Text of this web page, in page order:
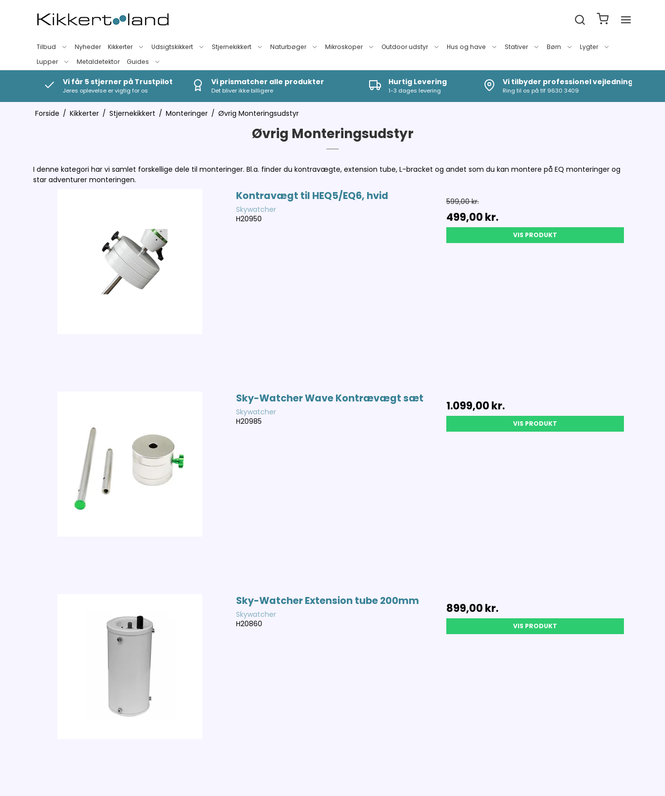
Tilbud Nyheder Kikkerter Udsigtskikkert Stjernekikkert Naturbøger Mikroskoper Outdoor udstyr Hus og have Stativer Børn
Lygter
Lupper
Metaldetektor Guides
Vi får 5 stjerner på Trustpilot
Jeres oplevelse er vigtig for os
Vi prismatcher alle produkter
Det bliver ikke billigere
Hurtig Levering
1-3 dages levering
Vi tilbyder professionel vejledning
Ring til os på tlf 9630 3409
Forside / Kikkerter / Stjernekikkert / Monteringer / Øvrig Monteringsudstyr
Øvrig Monteringsudstyr
I denne kategori har vi samlet forskellige dele til monteringer. Bl.a. finder du kontravægte, extension tube, L-bracket og andet som du kan montere på EQ monteringer og
star adventurer monteringen.
Kontravægt til HEQ5/EQ6, hvid
Skywatcher
H20950
599,00 kr.
499,00 kr.
VIS PRODUKT
Sky-Watcher Wave Kontrævægt sæt
Skywatcher
H20985
1.099,00 kr.
VIS PRODUKT
Sky-Watcher Extension tube 200mm
Skywatcher
H20860
899,00 kr.
VIS PRODUKT